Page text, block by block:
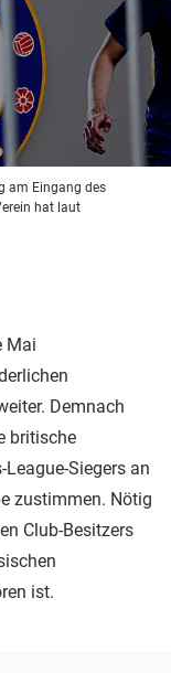
am Eingang des
hat laut
Mai
Demnach
britische
Siegers an
zustimmen. Nötig
Club-Besitzers
ist.